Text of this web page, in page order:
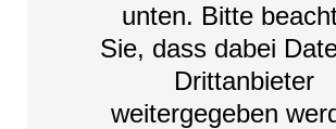
unten. Bitte
Sie, dass dabei
Drittanbieter
weitergegeben